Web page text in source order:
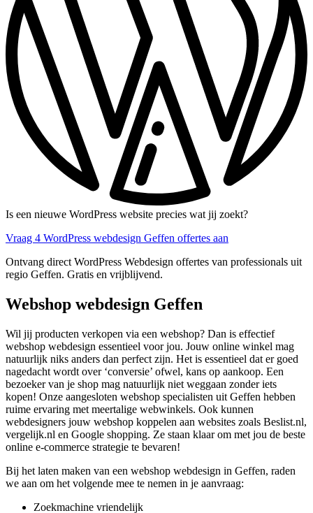
Is een nieuwe WordPress website precies wat jij zoekt?
Vraag 4 WordPress webdesign Geffen offertes aan
Ontvang direct WordPress Webdesign offertes van professionals uit
regio Geffen. Gratis en vrijblijvend.
Webshop webdesign Geffen
Wil jij producten verkopen via een webshop? Dan is effectief
webshop webdesign essentieel voor jou. Jouw online winkel mag
natuurlijk niks anders dan perfect zijn. Het is essentieel dat er goed
nagedacht wordt over ‘conversie’ ofwel, kans op aankoop. Een
bezoeker van je shop mag natuurlijk niet weggaan zonder iets
kopen! Onze aangesloten webshop specialisten uit Geffen hebben
ruime ervaring met meertalige webwinkels. Ook kunnen
webdesigners jouw webshop koppelen aan websites zoals Beslist.nl,
vergelijk.nl en Google shopping. Ze staan klaar om met jou de beste
online e-commerce strategie te bevaren!
Bij het laten maken van een webshop webdesign in Geffen, raden
we aan om het volgende mee te nemen in je aanvraag:
Zoekmachine vriendelijk